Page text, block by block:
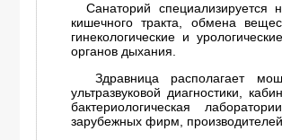
Санаторий специализируется
кишечного тракта, обмена
гинекологические и
органов дыхания.
Здравница располагает
ультразвуковой диагностики,
бактериологическая
зарубежных фирм,